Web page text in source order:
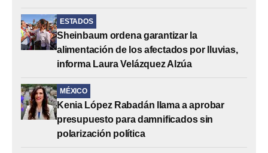
ESTADOS
Sheinbaum ordena garantizar la
alimentación de los afectados por lluvias,
informa Laura Velázquez Alzúa
MÉXICO
Kenia López Rabadán llama a aprobar
presupuesto para damnificados sin
polarización política